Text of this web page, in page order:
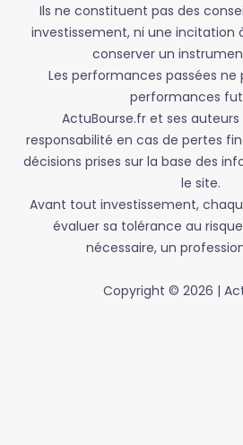
Ils ne constituent pas des
investissement, ni une incitation
conserver un
Les performances passées ne
performances
ActuBourse.fr et ses
responsabilité en cas de pertes
décisions prises sur la base des
le site.
Avant tout investissement,
évaluer sa tolérance au
nécessaire, un
Copyright © 2026 |